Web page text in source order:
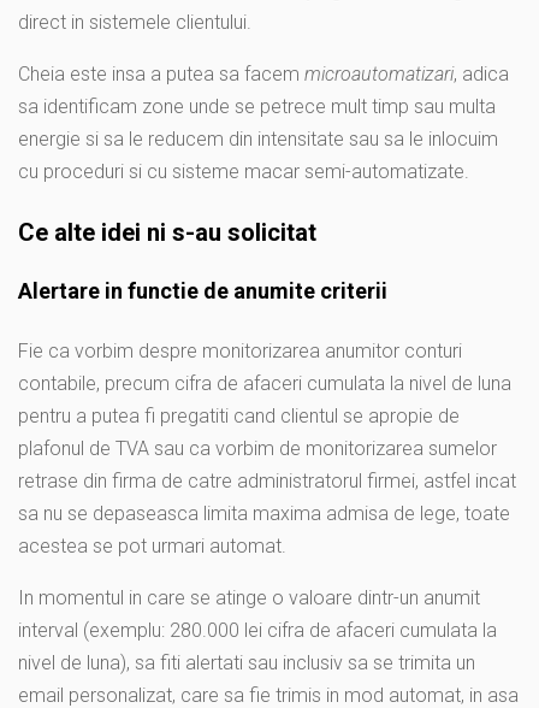
direct in sistemele clientului.
Cheia este insa a putea sa facem microautomatizari, adica
sa identificam zone unde se petrece mult timp sau multa
energie si sa le reducem din intensitate sau sa le inlocuim
cu proceduri si cu sisteme macar semi-automatizate.
Ce alte idei ni s-au solicitat
Alertare in functie de anumite criterii
Fie ca vorbim despre monitorizarea anumitor conturi
contabile, precum cifra de afaceri cumulata la nivel de luna
pentru a putea fi pregatiti cand clientul se apropie de
plafonul de TVA sau ca vorbim de monitorizarea sumelor
retrase din firma de catre administratorul firmei, astfel incat
sa nu se depaseasca limita maxima admisa de lege, toate
acestea se pot urmari automat.
In momentul in care se atinge o valoare dintr-un anumit
interval (exemplu: 280.000 lei cifra de afaceri cumulata la
nivel de luna), sa fiti alertati sau inclusiv sa se trimita un
email personalizat, care sa fie trimis in mod automat, in asa